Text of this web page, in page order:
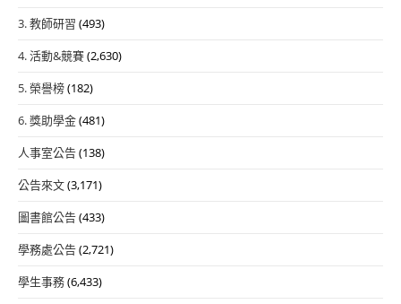
3. 教師研習 (493)
4. 活動&競賽(2,630)
5. 榮譽榜(182)
6. 獎助學金(481)
人事室公告(138)
公告來文(3,171)
圖書館公告(433)
學務處公告(2,721)
學生事務(6,433)